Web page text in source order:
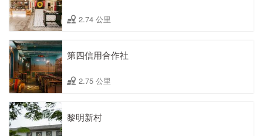
2.74 公里
第四信用合作社
2.75 公里
黎明新村